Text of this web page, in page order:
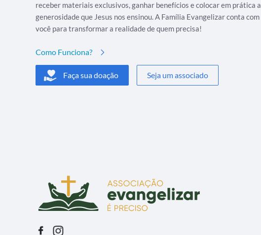
receber materiais exclusivos, ganhar benefícios e colocar em prática a
generosidade que Jesus nos ensinou. A Família Evangelizar conta com
você para transformar a realidade de quem precisa!
Como Funciona?
Faça sua doação Seja um associado